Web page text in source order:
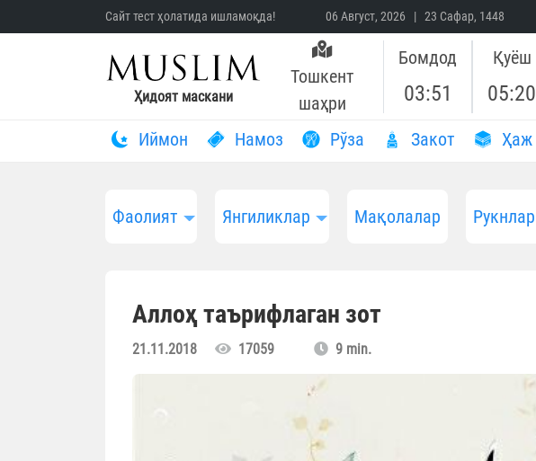
Сайт тест ҳолатида ишламоқда! 06 Август, 2026 | 23 Сафар, 1448
Ҳидоят маскани
Тошкент
шаҳри
Бомдод
03:51
Қуёш
05:20
Иймон Намоз Рўза Закот Ҳаж
Фаолият Янгиликлар Мақолалар Рукнлар
Аллоҳ таърифлаган зот
21.11.2018 17059 9 min.